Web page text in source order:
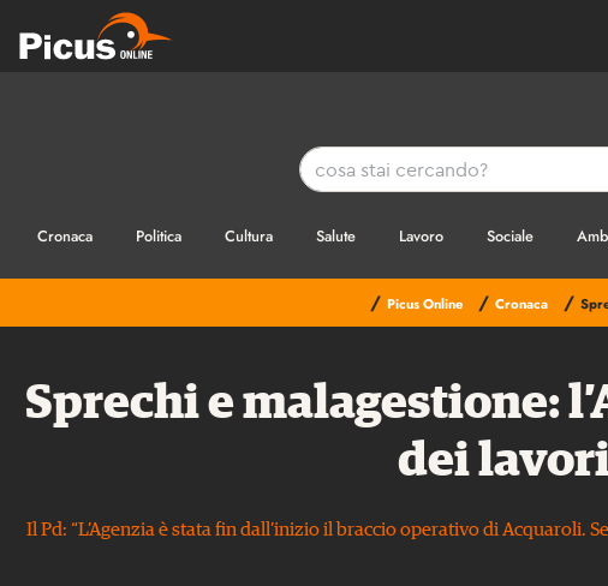
Cronaca Politica Cultura Salute Lavoro Sociale
/ Picus Online / Cronaca /
Sprechi e malagestione:
dei
Il Pd: “L’Agenzia è stata fin dall’inizio il braccio operativo di